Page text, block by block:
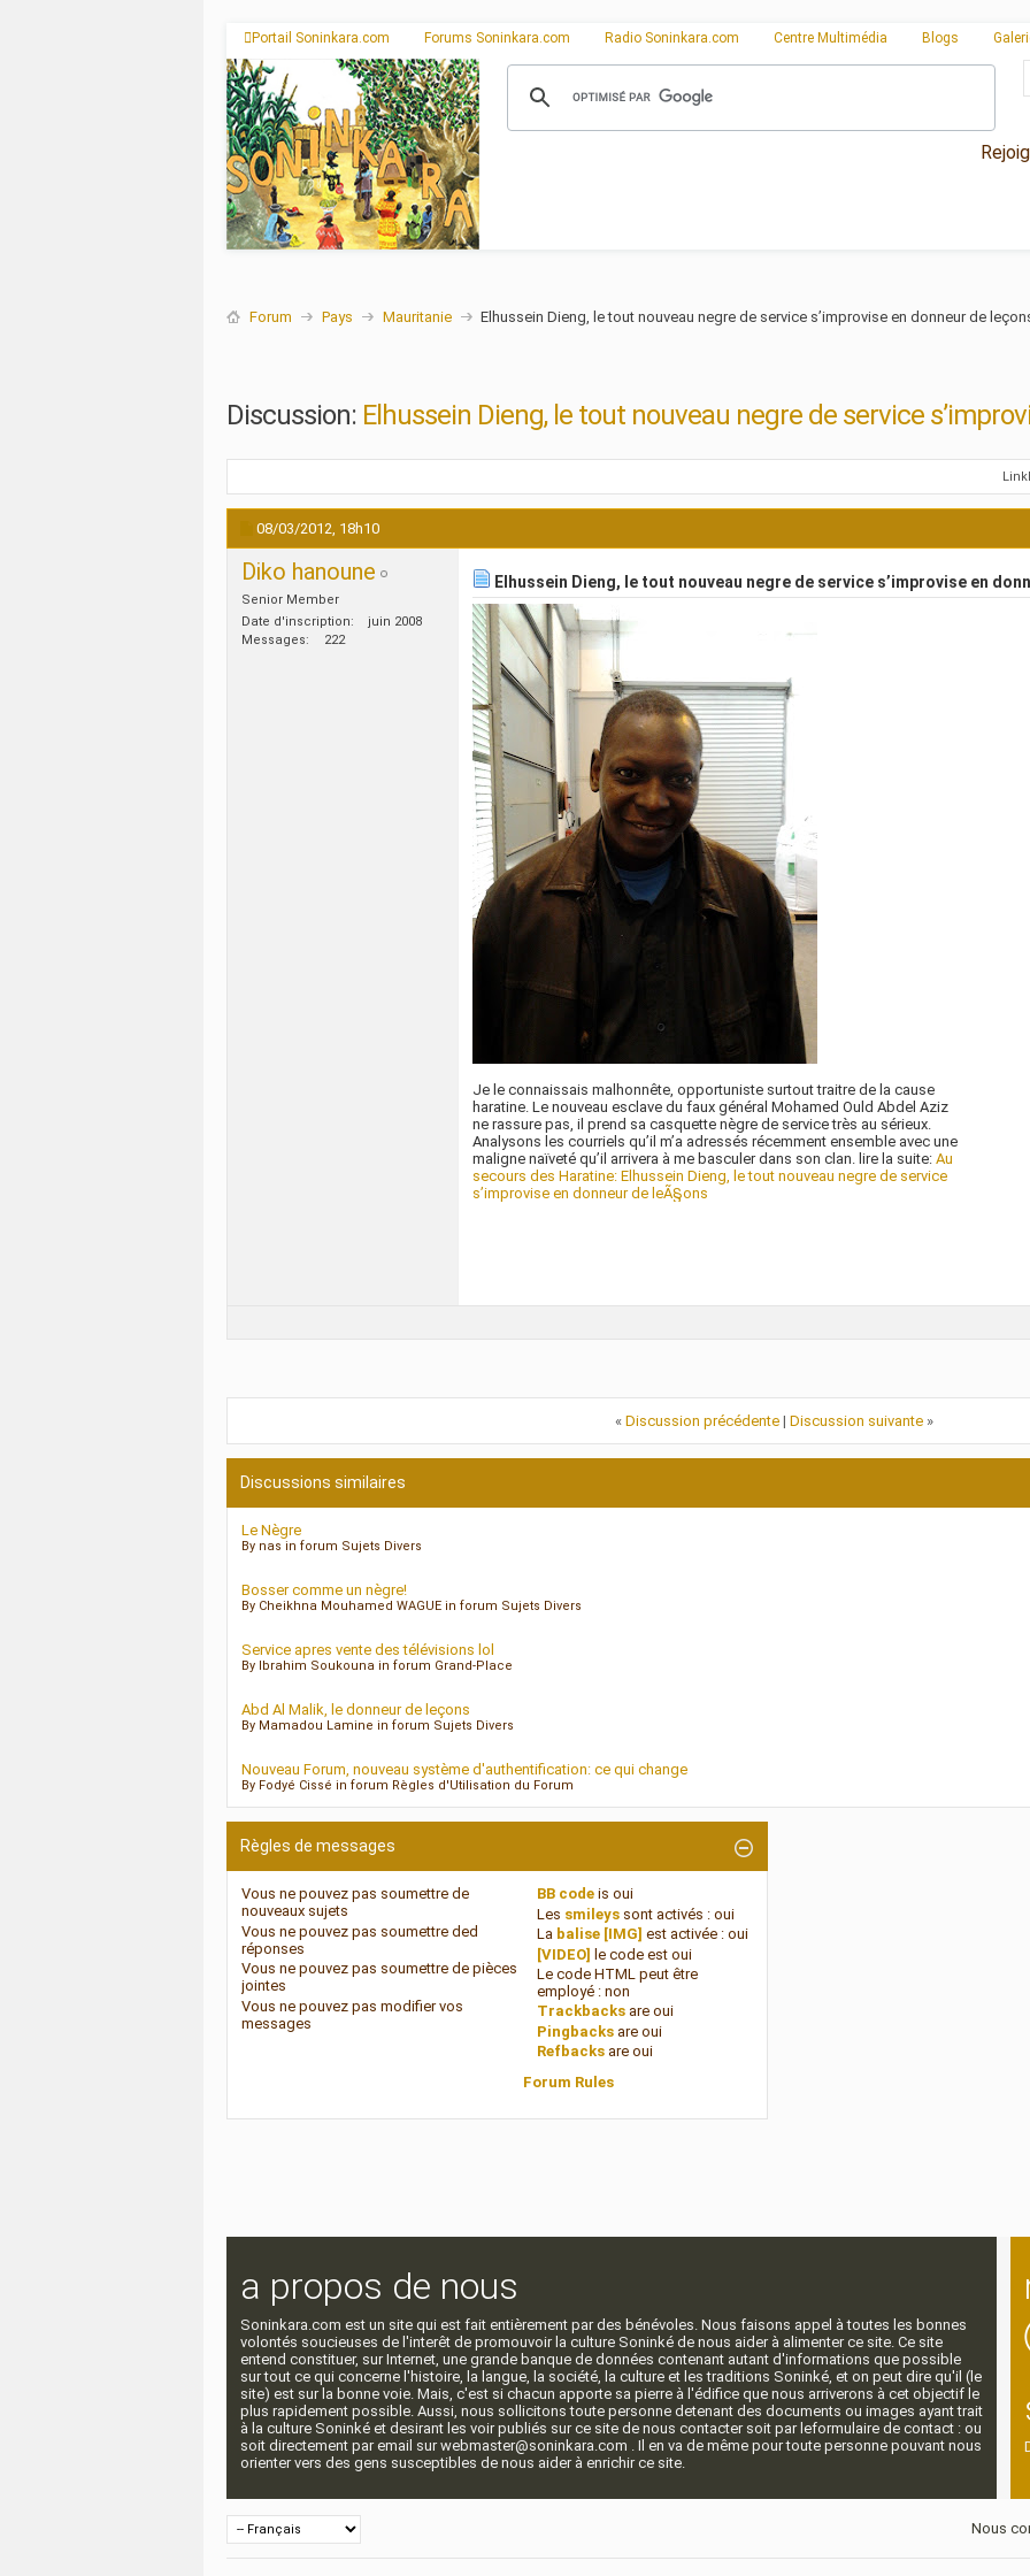
Portail Soninkara.com Forums Soninkara.com Radio Soninkara.com Centre Multimédia Blogs
Forum Pays Mauritanie Elhussein Dieng, le tout nouveau negre de service s’improvise en donneur de
Discussion: Elhussein Dieng, le tout nouveau negre de service
08/03/2012, 18h10
Diko hanoune
Senior Member
Date d'inscription
juin 2008
Messages
222
Elhussein Dieng, le tout nouveau negre de service s’improvise en
Je le connaissais malhonnête, opportuniste surtout traitre de la cause
haratine. Le nouveau esclave du faux général Mohamed Ould Abdel Aziz
ne rassure pas, il prend sa casquette nègre de service très au sérieux.
Analysons les courriels qu’il m’a adressés récemment ensemble avec une
maligne naïveté qu’il arrivera à me basculer dans son clan. lire la suite: Au
secours des Haratine: Elhussein Dieng, le tout nouveau negre de service
s’improvise en donneur de leÃ§ons
« Discussion précédente| Discussion suivante »
Discussions similaires
Le Nègre
By nas in forum Sujets Divers
Bosser comme un nègre!
By Cheikhna Mouhamed WAGUE in forum Sujets Divers
Service apres vente des télévisions lol
By Ibrahim Soukouna in forum Grand-Place
Abd Al Malik, le donneur de leçons
By Mamadou Lamine in forum Sujets Divers
Nouveau Forum, nouveau système d'authentification: ce qui change
By Fodyé Cissé in forum Règles d'Utilisation du Forum
Règles de messages
Vous ne pouvez pas soumettre de
nouveaux sujets
Vous ne pouvez pas soumettre ded
réponses
Vous ne pouvez pas soumettre de pièces
jointes
Vous ne pouvez pas modifier vos
messages
BB codeis oui
Les smileyssont activés : oui
La balise [IMG] est activée : oui
[VIDEO] le code est oui
Le code HTML peut être
employé : non
Trackbacksare oui
Pingbacksare oui
Refbacksare oui
Forum Rules
a propos de nous
Soninkara.com est un site qui est fait entièrement par des bénévoles. Nous faisons appel à toutes les bonnes
volontés soucieuses de l'interêt de promouvoir la culture Soninké de nous aider à alimenter ce site. Ce site
entend constituer, sur Internet, une grande banque de données contenant autant d'informations que possible
sur tout ce qui concerne l'histoire, la langue, la société, la culture et les traditions Soninké, et on peut dire qu'il (le
site) est sur la bonne voie. Mais, c'est si chacun apporte sa pierre à l'édifice que nous arriverons à cet objectif le
plus rapidement possible. Aussi, nous sollicitons toute personne detenant des documents ou images ayant trait
à la culture Soninké et desirant les voir publiés sur ce site de nous contacter soit par leformulaire de contact : ou
soit directement par email sur webmaster@soninkara.com . Il en va de même pour toute personne pouvant nous
orienter vers des gens susceptibles de nous aider à enrichir ce site.
Nous